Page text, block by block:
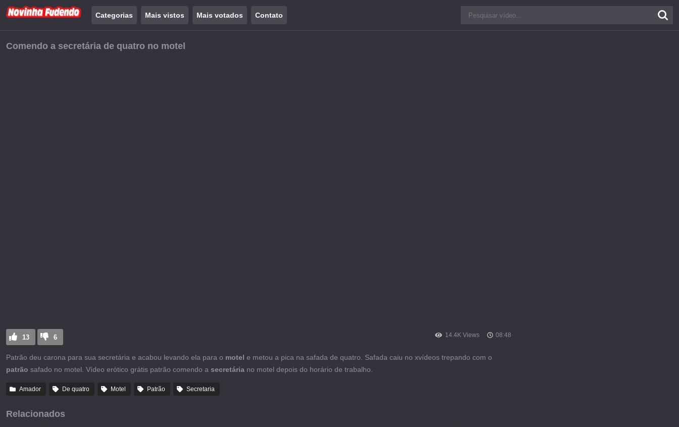
Categorias Mais vistos Mais votados Contato
Comendo a secretária de quatro no motel
13 6 14.4K Views 08:48
Patrão deu carona para sua secretária e acabou levando ela para o motel e metou a pica na safada de quatro. Safada caiu no xvídeos trepando com o
patrão safado no motel. Vídeo erótico grátis patrão comendo a secretária no motel depois do horário de trabalho.
Amador De quatro Motel Patrão Secretaria
Relacionados